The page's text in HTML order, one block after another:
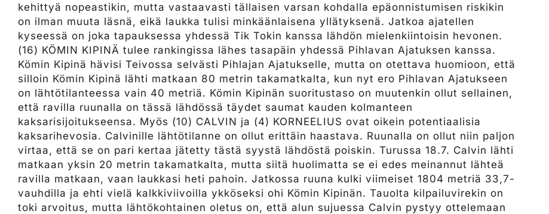
kehittyä nopeastikin, mutta vastaavasti tällaisen varsan kohdalla epäonnistumisen riskikin
on ilman muuta läsnä, eikä laukka tulisi minkäänlaisena yllätyksenä. Jatkoa ajatellen
kyseessä on joka tapauksessa yhdessä Tik Tokin kanssa lähdön mielenkiintoisin hevonen.
(16) KÖMIN KIPINÄ tulee rankingissa lähes tasapäin yhdessä Pihlavan Ajatuksen kanssa.
Kömin Kipinä hävisi Teivossa selvästi Pihlajan Ajatukselle, mutta on otettava huomioon, että
silloin Kömin Kipinä lähti matkaan 80 metrin takamatkalta, kun nyt ero Pihlavan Ajatukseen
on lähtötilanteessa vain 40 metriä. Kömin Kipinän suoritustaso on muutenkin ollut sellainen,
että ravilla ruunalla on tässä lähdössä täydet saumat kauden kolmanteen
kaksarisijoitukseensa. Myös (10) CALVIN ja (4) KORNEELIUS ovat oikein potentiaalisia
kaksarihevosia. Calvinille lähtötilanne on ollut erittäin haastava. Ruunalla on ollut niin paljon
virtaa, että se on pari kertaa jätetty tästä syystä lähdöstä poiskin. Turussa 18.7. Calvin lähti
matkaan yksin 20 metrin takamatkalta, mutta siitä huolimatta se ei edes meinannut lähteä
ravilla matkaan, vaan laukkasi heti pahoin. Jatkossa ruuna kulki viimeiset 1804 metriä 33,7-
vauhdilla ja ehti vielä kalkkiviivoilla ykköseksi ohi Kömin Kipinän. Tauolta kilpailuvirekin on
toki arvoitus, mutta lähtökohtainen oletus on, että alun sujuessa Calvin pystyy ottelemaan